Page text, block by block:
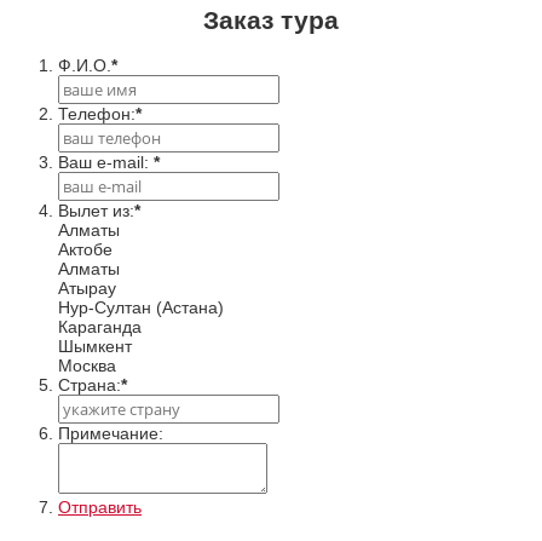
Заказ тура
Ф.И.О.*
Телефон:*
Ваш e-mail: *
Вылет из:*
Алматы
Актобе
Алматы
Атырау
Нур-Султан (Астана)
Караганда
Шымкент
Москва
Cтрана:*
Примечание:
Отправить